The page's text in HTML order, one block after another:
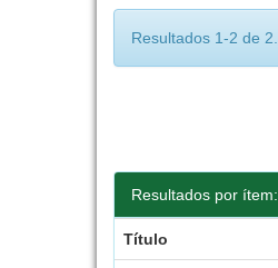
Resultados 1-2 de 2.
Resultados por ítem:
Título